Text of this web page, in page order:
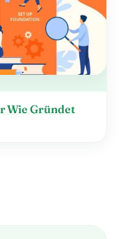
Wie Gründet